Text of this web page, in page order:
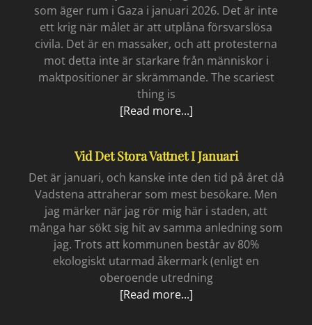
som äger rum i Gaza i januari 2026. Det är inte
ett krig när målet är att utplåna försvarslösa
civila. Det är en massaker, och att protesterna
mot detta inte är starkare från människor i
maktpositioner är skrämmande. The scariest
thing is
[Read more...]Vad
Gaza
januari
2026
Vid Det Stora Vattnet I Januari
Det är januari, och kanske inte den tid på året då
Vadstena attraherar som mest besökare. Men
jag märker när jag rör mig här i staden, att
många har sökt sig hit av samma anledning som
jag. Trots att kommunen består av 80%
ekologiskt utarmad åkermark (enligt en
oberoende utredning
[Read more...]Vid